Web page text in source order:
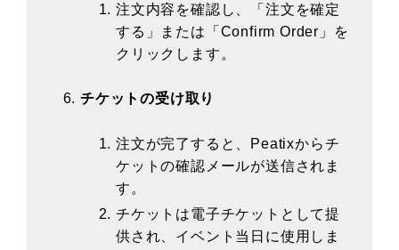
注文内容を確認し、「注文を確定
する」または「Confirm Order」を
クリックします。
チケットの受け取り
注文が完了すると、Peatixからチ
ケットの確認メールが送信されま
す。
チケットは電子チケットとして提
供され、イベント当日に使用しま